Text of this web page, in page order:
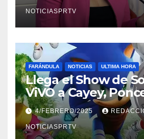
NOTICIASPRTV
FARÁNDULA NOTICIAS ULTIMA HORA
Llega el Show de
ViVO a Cayey,
Barceloneta y
Relojes gratis para
compre ahora….
4/FEBRERO/2025
NOTICIASPRTV